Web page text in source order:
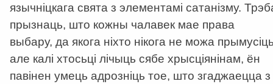
язычніцкага свята з элементамі сатанізму.
прызнаць, што кожны чалавек мае права
выбару, да якога ніхто нікога не можа
але калі хтосьці лічыць сябе хрысціянінам, ён
павінен умець адрозніць тое, што згаджаецца з